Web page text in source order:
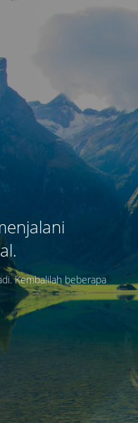
Kembalilah beberapa